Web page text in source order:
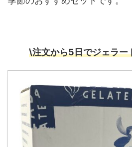
\注文から5日でジェラー